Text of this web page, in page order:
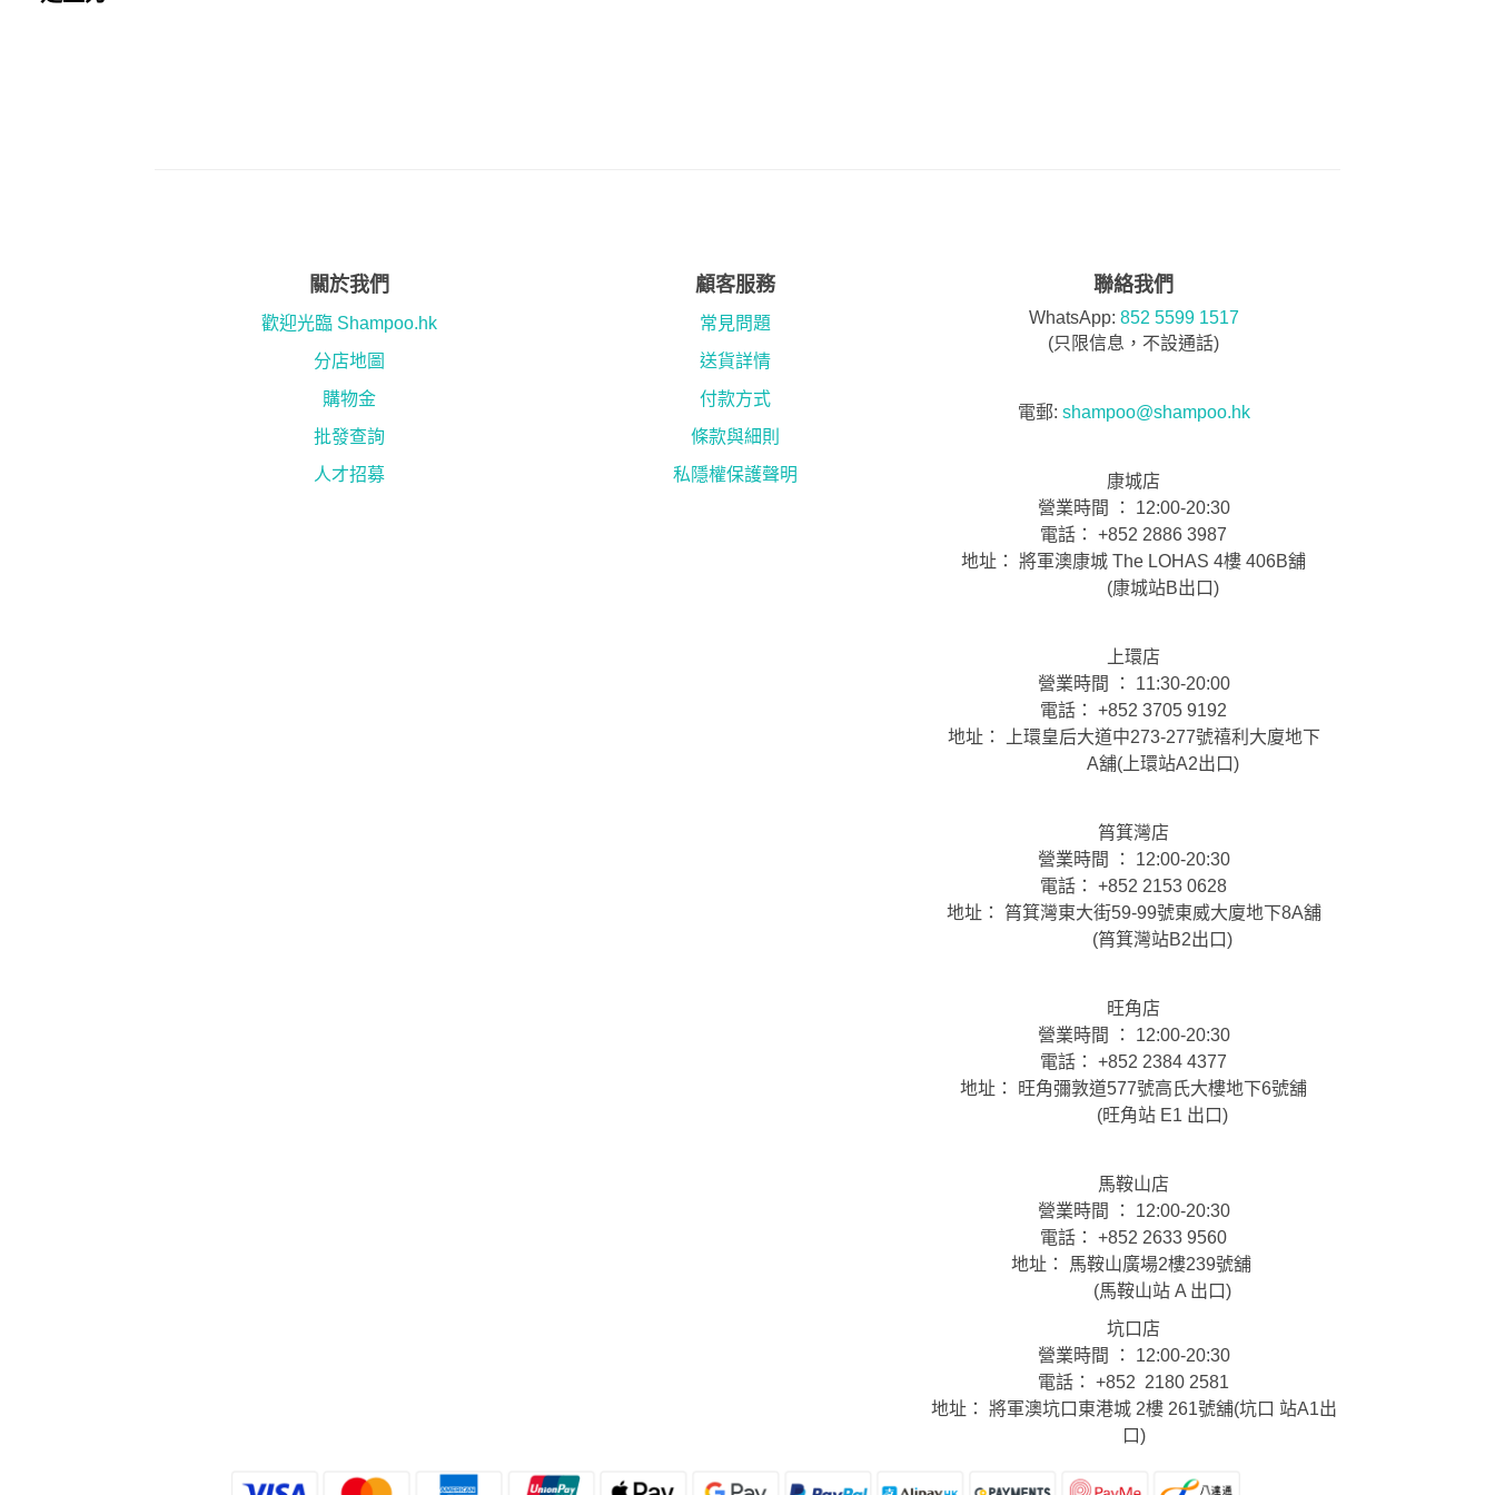
關於我們
歡迎光臨 Shampoo.hk
分店地圖
購物金
批發查詢
人才招募
顧客服務
常見問題
送貨詳情
付款方式
條款與細則
私隱權保護聲明
聯絡我們
WhatsApp: 852 5599 1517
(只限信息，不設通話)
電郵: shampoo@shampoo.hk
康城店
營業時間 ： 12:00-20:30
電話： +852 2886 3987
地址： 將軍澳康城 The LOHAS 4樓 406B舖
(康城站B出口)
上環店
營業時間 ： 11:30-20:00
電話： +852 3705 9192
地址： 上環皇后大道中273-277號禧利大廈地下
A舖(上環站A2出口)
筲箕灣店
營業時間 ： 12:00-20:30
電話： +852 2153 0628
地址： 筲箕灣東大街59-99號東威大廈地下8A舖
(筲箕灣站B2出口)
旺角店
營業時間 ： 12:00-20:30
電話： +852 2384 4377
地址： 旺角彌敦道577號高氏大樓地下6號舖
(旺角站 E1 出口)
馬鞍山店
營業時間 ： 12:00-20:30
電話： +852 2633 9560
地址： 馬鞍山廣場2樓239號舖
(馬鞍山站 A 出口)
坑口店
營業時間 ： 12:00-20:30
電話： +852 2180 2581
地址： 將軍澳坑口東港城 2樓 261號舖(坑口 站A1出
口)